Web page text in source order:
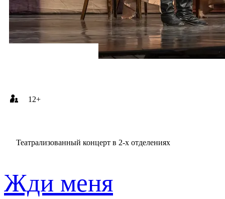
Театрализованный концерт в 2-х отделениях
12+
Жди меня